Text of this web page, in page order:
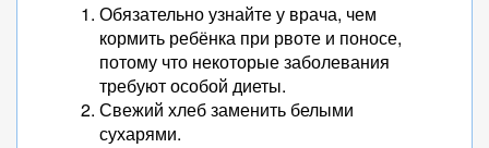
Обязательно узнайте у врача, чем
кормить ребёнка при рвоте и поносе,
потому что некоторые заболевания
требуют особой диеты.
Свежий хлеб заменить белыми
сухарями.